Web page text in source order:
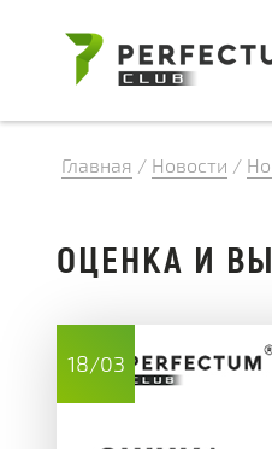
Главная / Новости /
ОЦЕНКА И
18/03